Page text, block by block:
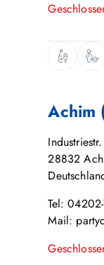
Achim
28832
Tel:
Mail: